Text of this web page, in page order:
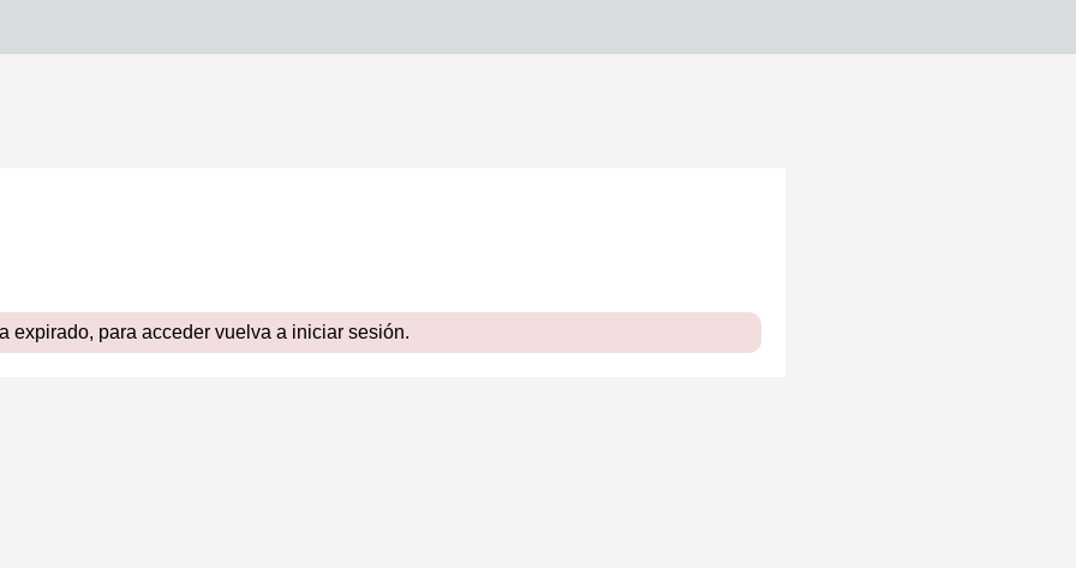
expirado, para acceder vuelva a iniciar sesión.